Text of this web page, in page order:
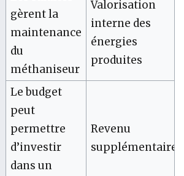
gèrent la
maintenance
du
méthaniseur
Valorisation
interne des
énergies
produites
Le budget
peut
permettre
d’investir
dans un
Revenu
supplémentaire